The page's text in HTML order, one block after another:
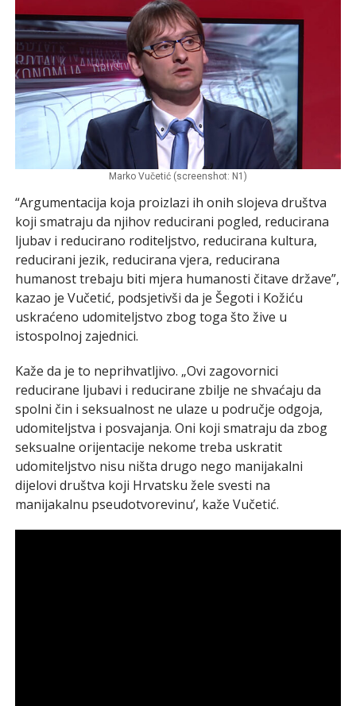
Marko Vučetić (screenshot: N1)
“Argumentacija koja proizlazi ih onih slojeva društva
koji smatraju da njihov reducirani pogled, reducirana
ljubav i reducirano roditeljstvo, reducirana kultura,
reducirani jezik, reducirana vjera, reducirana
humanost trebaju biti mjera humanosti čitave države”,
kazao je Vučetić, podsjetivši da je Šegoti i Kožiću
uskraćeno udomiteljstvo zbog toga što žive u
istospolnoj zajednici.
Kaže da je to neprihvatljivo. „Ovi zagovornici
reducirane ljubavi i reducirane zbilje ne shvaćaju da
spolni čin i seksualnost ne ulaze u područje odgoja,
udomiteljstva i posvajanja. Oni koji smatraju da zbog
seksualne orijentacije nekome treba uskratit
udomiteljstvo nisu ništa drugo nego manijakalni
dijelovi društva koji Hrvatsku žele svesti na
manijakalnu pseudotvorevinu’, kaže Vučetić.